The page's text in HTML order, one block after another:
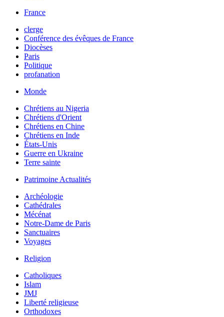
France
clerge
Conférence des évêques de France
Diocèses
Paris
Politique
profanation
Monde
Chrétiens au Nigeria
Chrétiens d'Orient
Chrétiens en Chine
Chrétiens en Inde
États-Unis
Guerre en Ukraine
Terre sainte
Patrimoine Actualités
Archéologie
Cathédrales
Mécénat
Notre-Dame de Paris
Sanctuaires
Voyages
Religion
Catholiques
Islam
JMJ
Liberté religieuse
Orthodoxes